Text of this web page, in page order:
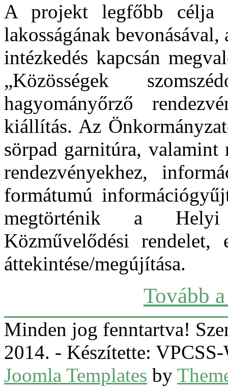
A projekt legfőbb célja
lakosságának
intézkedés kapcsán
„Közösségek
hagyományőrző
kiállítás. Az
sörpad garnitúra, valamint
rendezvényekhez,
formátumú
megtörténik a Helyi
Közművelődési rendelet,
áttekintése/megújítása.
Tovább
Minden jog fenntartva!
2014. - Készítette:
Joomla Templates by